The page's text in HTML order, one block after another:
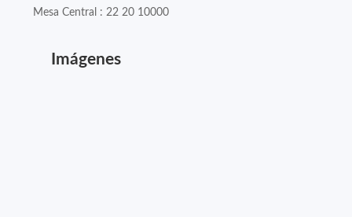
Mesa Central : 22 20 10000
Imágenes